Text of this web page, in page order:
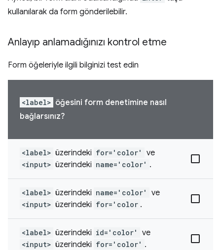
kullanılarak da form gönderilebilir.
Anlayıp anlamadığınızı kontrol etme
Form öğeleriyle ilgili bilginizi test edin
<label> öğesini form denetimine nasıl
bağlarsınız?
<label> üzerindeki for='color' ve
<input> üzerindeki name='color' .
<label> üzerindeki name='color' ve
<input> üzerindeki for='color .
<label> üzerindeki id='color' ve
<input> üzerindeki for='color' .